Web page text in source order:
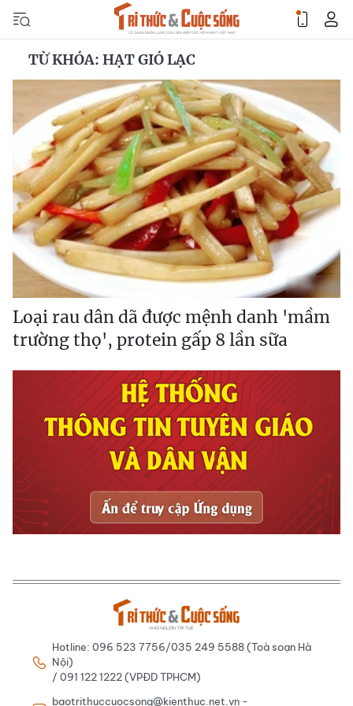
TỪ KHÓA: HẠT GIÓ LẠC
Loại rau dân dã được mệnh danh 'mầm
trường thọ', protein gấp 8 lần sữa
Hotline: 096 523 7756/035 249 5588 (Toà soạn Hà
Nội)
/ 091 122 1222 (VPĐD TPHCM)
baotrithuccuocsong@kienthuc.net.vn -